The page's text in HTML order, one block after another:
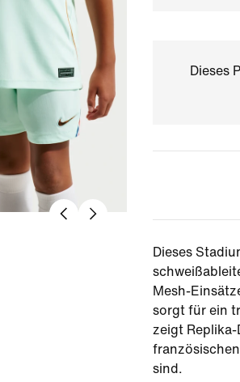
Dieses
Dieses
Mesh-
sorgt für ein
zeigt
sind.